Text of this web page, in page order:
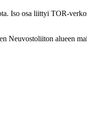
Iso osa liittyi TOR-
Neuvostoliiton alueen